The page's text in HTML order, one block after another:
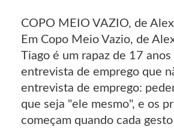
COPO MEIO VAZIO, de
Em Copo Meio Vazio, de
Tiago é um rapaz de 17 anos
entrevista de emprego que
entrevista de emprego:
que seja "ele mesmo", e os
começam quando cada